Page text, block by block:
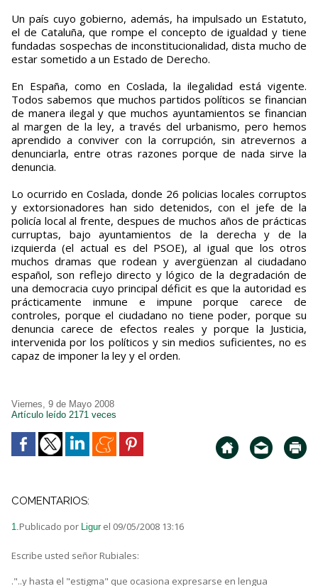
Un país cuyo gobierno, además, ha impulsado un Estatuto,
el de Cataluña, que rompe el concepto de igualdad y tiene
fundadas sospechas de inconstitucionalidad, dista mucho de
estar sometido a un Estado de Derecho.
En España, como en Coslada, la ilegalidad está vigente.
Todos sabemos que muchos partidos políticos se financian
de manera ilegal y que muchos ayuntamientos se financian
al margen de la ley, a través del urbanismo, pero hemos
aprendido a conviver con la corrupción, sin atrevernos a
denunciarla, entre otras razones porque de nada sirve la
denuncia.
Lo ocurrido en Coslada, donde 26 policias locales corruptos
y extorsionadores han sido detenidos, con el jefe de la
policía local al frente, despues de muchos años de prácticas
curruptas, bajo ayuntamientos de la derecha y de la
izquierda (el actual es del PSOE), al igual que los otros
muchos dramas que rodean y avergüenzan al ciudadano
español, son reflejo directo y lógico de la degradación de
una democracia cuyo principal déficit es que la autoridad es
prácticamente inmune e impune porque carece de
controles, porque el ciudadano no tiene poder, porque su
denuncia carece de efectos reales y porque la Justicia,
intervenida por los políticos y sin medios suficientes, no es
capaz de imponer la ley y el orden.
Viernes, 9 de Mayo 2008
Artículo leído 2171 veces
COMENTARIOS:
1.Publicado por Ligur el 09/05/2008 13:16
Escribe usted señor Rubiales:
."..y hasta el "estigma" que ocasiona expresarse en lengua